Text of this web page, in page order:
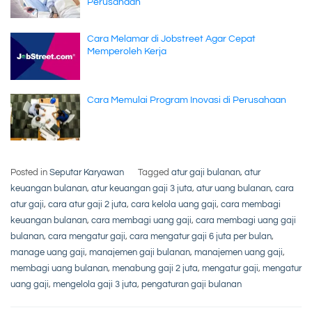
Perusahaan
Cara Melamar di Jobstreet Agar Cepat
Memperoleh Kerja
Cara Memulai Program Inovasi di Perusahaan
Posted in Seputar Karyawan Tagged atur gaji bulanan, atur
keuangan bulanan, atur keuangan gaji 3 juta, atur uang bulanan, cara
atur gaji, cara atur gaji 2 juta, cara kelola uang gaji, cara membagi
keuangan bulanan, cara membagi uang gaji, cara membagi uang gaji
bulanan, cara mengatur gaji, cara mengatur gaji 6 juta per bulan,
manage uang gaji, manajemen gaji bulanan, manajemen uang gaji,
membagi uang bulanan, menabung gaji 2 juta, mengatur gaji, mengatur
uang gaji, mengelola gaji 3 juta, pengaturan gaji bulanan